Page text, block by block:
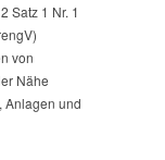
Satz 1 Nr. 1
von
Nähe
Anlagen und